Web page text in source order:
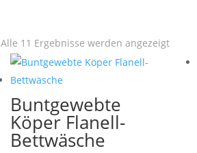
Alle 11 Ergebnisse werden angezeigt
Buntgewebte
Köper Flanell-
Bettwäsche